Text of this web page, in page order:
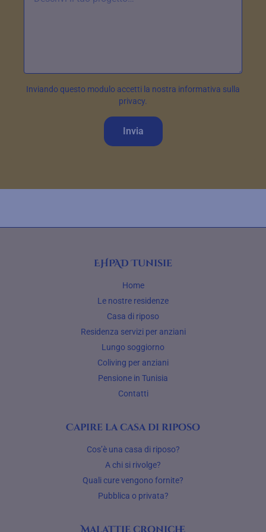
Inviando questo modulo accetti la nostra informativa sulla
privacy.
Invia
EHPAD Tunisie
Home
Le nostre residenze
Casa di riposo
Residenza servizi per anziani
Lungo soggiorno
Coliving per anziani
Pensione in Tunisia
Contatti
Capire la casa di riposo
Cos’è una casa di riposo?
A chi si rivolge?
Quali cure vengono fornite?
Pubblica o privata?